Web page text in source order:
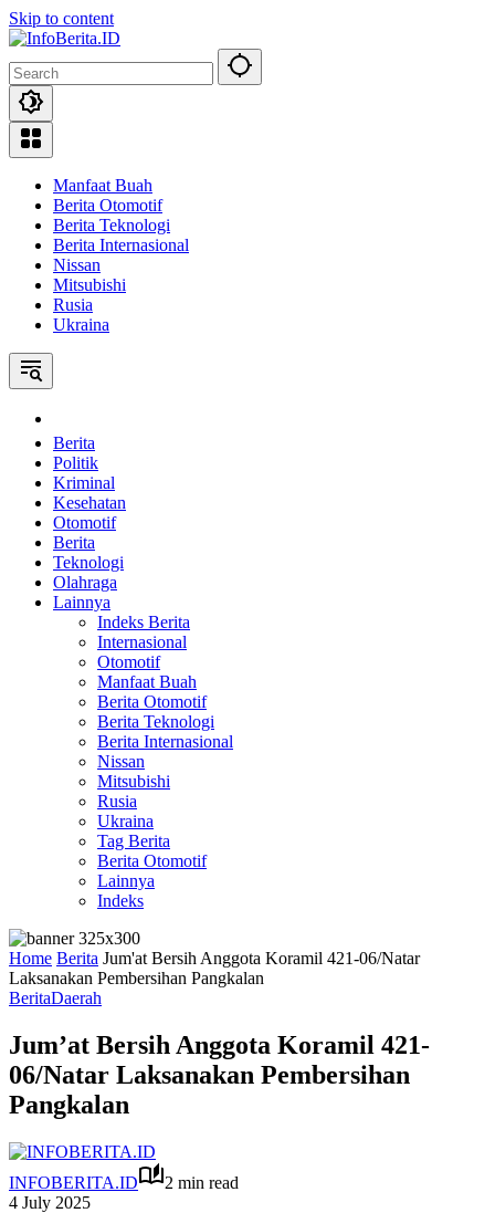
Skip to content
Manfaat Buah
Berita Otomotif
Berita Teknologi
Berita Internasional
Nissan
Mitsubishi
Rusia
Ukraina
Berita
Politik
Kriminal
Kesehatan
Otomotif
Berita
Teknologi
Olahraga
Lainnya
Indeks Berita
Internasional
Otomotif
Manfaat Buah
Berita Otomotif
Berita Teknologi
Berita Internasional
Nissan
Mitsubishi
Rusia
Ukraina
Tag Berita
Berita Otomotif
Lainnya
Indeks
Home Berita Jum'at Bersih Anggota Koramil 421-06/Natar
Laksanakan Pembersihan Pangkalan
BeritaDaerah
Jum’at Bersih Anggota Koramil 421-
06/Natar Laksanakan Pembersihan
Pangkalan
INFOBERITA.ID
2 min read
4 July 2025